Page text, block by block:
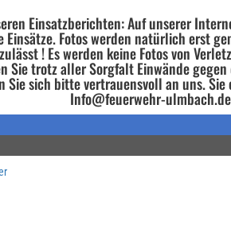
Einsatzberichten: Auf unserer
Einsätze. Fotos werden natürlich erst
! Es werden keine Fotos von
Sie trotz aller Sorgfalt Einwände
Sie sich bitte vertrauensvoll an uns.
Info@feuerwehr-ulmbach.de